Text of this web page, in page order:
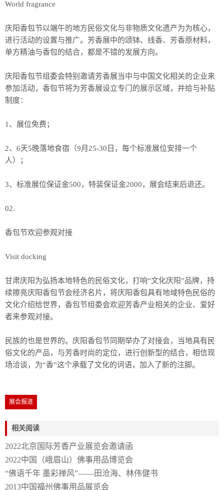
World fragrance
庆阳香包节以端午的地方民俗文化与非物质文化遗产为为核心，
进行活动的设置与推广。芳香展中的颂钵、线香、芳香原材料，
单方精油与香包的结合，都是不错的发展方向。
庆阳香包节组委会特别邀请芳香展当中与中国文化相关的企业来
参加活动，香包节将为芳香展设立专门的展示区域，并给与补贴
制度：
1、展位免费；
2、6天5晚落地食宿（9月25-30日，每个标准展位安排一个
人）；
3、标准展位保证金500，特装保证金2000，展会结束后退还。
02.
香包节欢迎参观对接
Visit docking
甘肃庆阳为弘扬本地特色的民俗文化，打响“文化庆阳”品牌，持
续擦亮庆阳香包节会经济名片，将庆阳香包具有地域特色民俗的
文化介绍给世界，香包节组委会欢迎芳香产业相关的企业、爱好
者来参观对接。
民族的也是世界的。庆阳香包节同期举办了对接会，当地具有民
俗文化的产品，与芳香时尚的定位，进行创新型的结合，相信现
场洽谈，为“香”这个承载了文化的词语，加入了新的注脚。
展会报道
相关阅读
2022北京国际芳香产业展览会邀请函
2022中国（峨眉山）佛事用品博览会
“佛语千年 墨彩禅风”——田沧海、林伟健书
2013中国福州佛事用品展览会